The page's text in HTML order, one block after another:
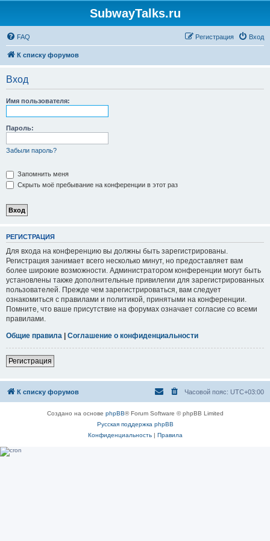
SubwayTalks.ru
FAQ Вход
Регистрация
К списку форумов
Вход
Имя пользователя:
Пароль:
Забыли пароль?
Запомнить меня
Скрыть моё пребывание на конференции в этот раз
РЕГИСТРАЦИЯ
Для входа на конференцию вы должны быть зарегистрированы.
Регистрация занимает всего несколько минут, но предоставляет вам
более широкие возможности. Администратором конференции могут быть
установлены также дополнительные привилегии для зарегистрированных
пользователей. Прежде чем зарегистрироваться, вам следует
ознакомиться с правилами и политикой, принятыми на конференции.
Помните, что ваше присутствие на форумах означает согласие со всеми
правилами.
Общие правила | Соглашение о конфиденциальности
Регистрация
К списку форумов Часовой пояс: UTC+03:00
Создано на основе phpBB® Forum Software © phpBB Limited
Русская поддержка phpBB
Конфиденциальность| Правила